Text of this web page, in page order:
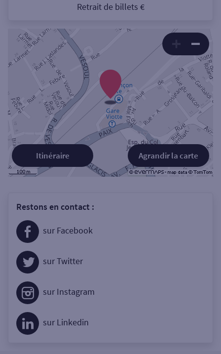
Retrait de billets €
Agrandir la carte
Itinéraire
Restons en contact :
sur Facebook
sur Twitter
sur Instagram
sur Linkedin